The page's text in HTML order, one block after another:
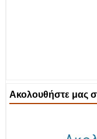
Ακολουθήστε μας